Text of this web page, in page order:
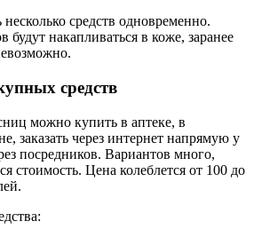
средств одновременно.
накапливаться в коже, заранее
средств
можно купить в аптеке, в
заказать через интернет напрямую у
посредников. Вариантов много,
стоимость. Цена колеблется от 100 до